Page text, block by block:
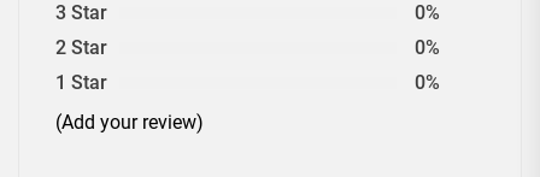
3 Star
0%
2 Star
0%
1 Star
0%
(Add your review)